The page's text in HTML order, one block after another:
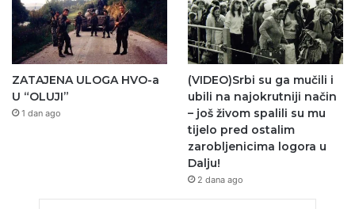
ZATAJENA ULOGA HVO-a
U “OLUJI”
1 dan ago
(VIDEO)Srbi su ga mučili i
ubili na najokrutniji način
– još živom spalili su mu
tijelo pred ostalim
zarobljenicima logora u
Dalju!
2 dana ago